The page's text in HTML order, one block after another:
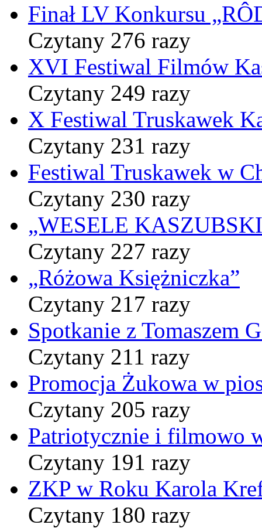
Finał LV Konkursu
Czytany 276 razy
XVI Festiwal Filmów
Czytany 249 razy
X Festiwal Truskawek
Czytany 231 razy
Festiwal Truskawek w
Czytany 230 razy
„WESELE
Czytany 227 razy
„Różowa Księżniczka”
Czytany 217 razy
Spotkanie z Tomaszem
Czytany 211 razy
Promocja Żukowa w
Czytany 205 razy
Patriotycznie i filmowo
Czytany 191 razy
ZKP w Roku Karola
Czytany 180 razy